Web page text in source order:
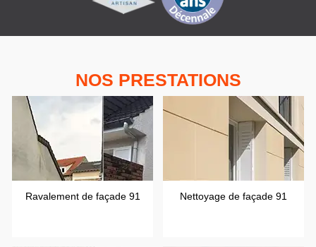
NOS PRESTATIONS
Ravalement de façade 91 Nettoyage de façade 91